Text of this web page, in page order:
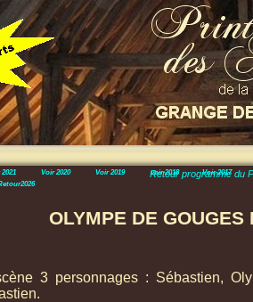
Retour programme du
OLYMPE DE GOUGES
3 personnages : Sébastien,
Voir 2020 Voir 2019 voir 2018
Voir 2017